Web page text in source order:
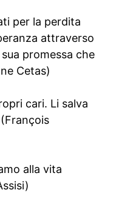
per la perdita
attraverso
promessa che
Cetas)
cari. Li salva
alla vita